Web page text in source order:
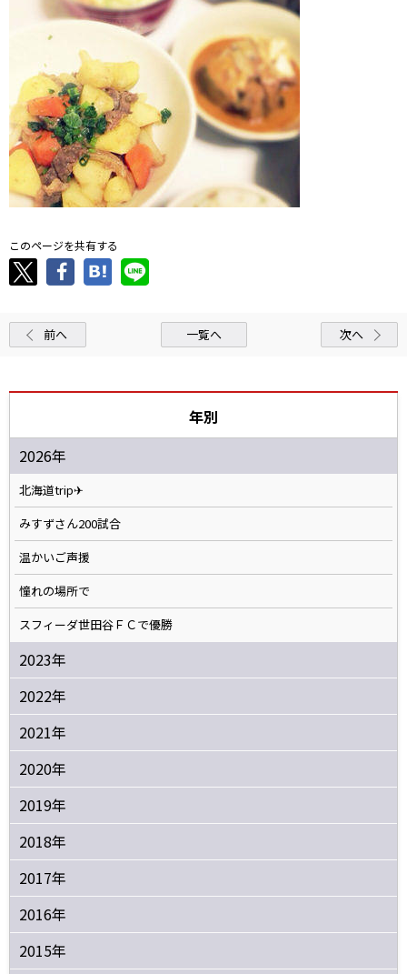
このページを共有する
前へ 一覧へ 次へ
年別
2026年
北海道trip✈
みすずさん200試合
温かいご声援
憧れの場所で
スフィーダ世田谷ＦＣで優勝
2023年
2022年
2021年
2020年
2019年
2018年
2017年
2016年
2015年